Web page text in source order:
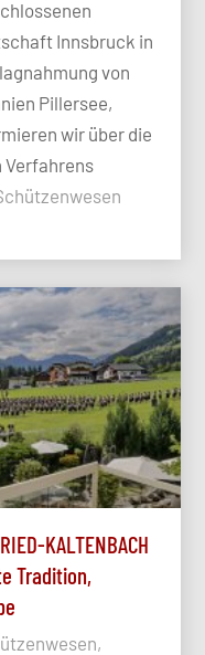
Innsbruck in
von
Pillersee,
wir über die
Verfahrens
KALTENBACH
Tradition,